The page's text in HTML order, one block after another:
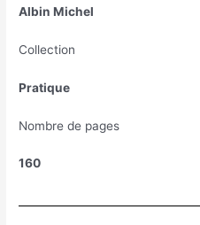
Albin Michel
Collection
Pratique
Nombre de pages
160